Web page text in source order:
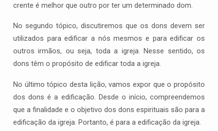
crente é melhor que outro por ter um determinado dom.
No segundo tópico, discutiremos que os dons devem ser
utilizados para edificar a nós mesmos e para edificar os
outros irmãos, ou seja, toda a igreja. Nesse sentido, os
dons têm o propósito de edificar toda a igreja.
No último tópico desta lição, vamos expor que o propósito
dos dons é a edificação. Desde o início, compreendemos
que a finalidade e o objetivo dos dons espirituais são para a
edificação da igreja. Portanto, é para a edificação da igreja.